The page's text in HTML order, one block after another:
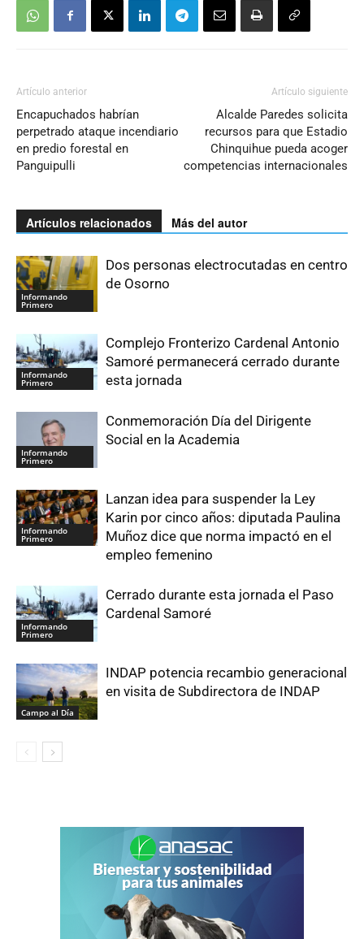
Artículo anterior
Encapuchados habrían
perpetrado ataque incendiario
en predio forestal en
Panguipulli
Artículo siguiente
Alcalde Paredes solicita
recursos para que Estadio
Chinquihue pueda acoger
competencias internacionales
Artículos relacionados Más del autor
Informando
Primero
Dos personas electrocutadas en centro
de Osorno
Informando
Primero
Complejo Fronterizo Cardenal Antonio
Samoré permanecerá cerrado durante
esta jornada
Informando
Primero
Conmemoración Día del Dirigente
Social en la Academia
Informando
Primero
Lanzan idea para suspender la Ley
Karin por cinco años: diputada Paulina
Muñoz dice que norma impactó en el
empleo femenino
Informando
Primero
Cerrado durante esta jornada el Paso
Cardenal Samoré
Campo al Día
INDAP potencia recambio generacional
en visita de Subdirectora de INDAP